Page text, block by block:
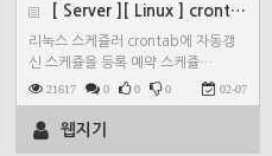
[ Server ][ Linux ] crontab 설정…
리눅스 스케쥴러 crontab에 자동갱
신 스케쥴을 등록 예약 스케쥴…
21617 0 0 0 02-07
웹지기